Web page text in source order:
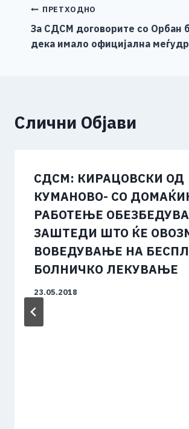
b
o
o
g
er
p
p
Навигација
на
ПРЕТХОДНО
За СДСМ договорите со
дека имало официјална
Слични Објави
СДСМ: КИРАЦОВСКИ ОД
КУМАНОВО- СО
РАБОТЕЊЕ
ЗАШТЕДИ ШТО ЌЕ
ВОВЕДУВАЊЕ НА
БОЛНИЧКО ЛЕКУВАЊЕ
23.05.2018